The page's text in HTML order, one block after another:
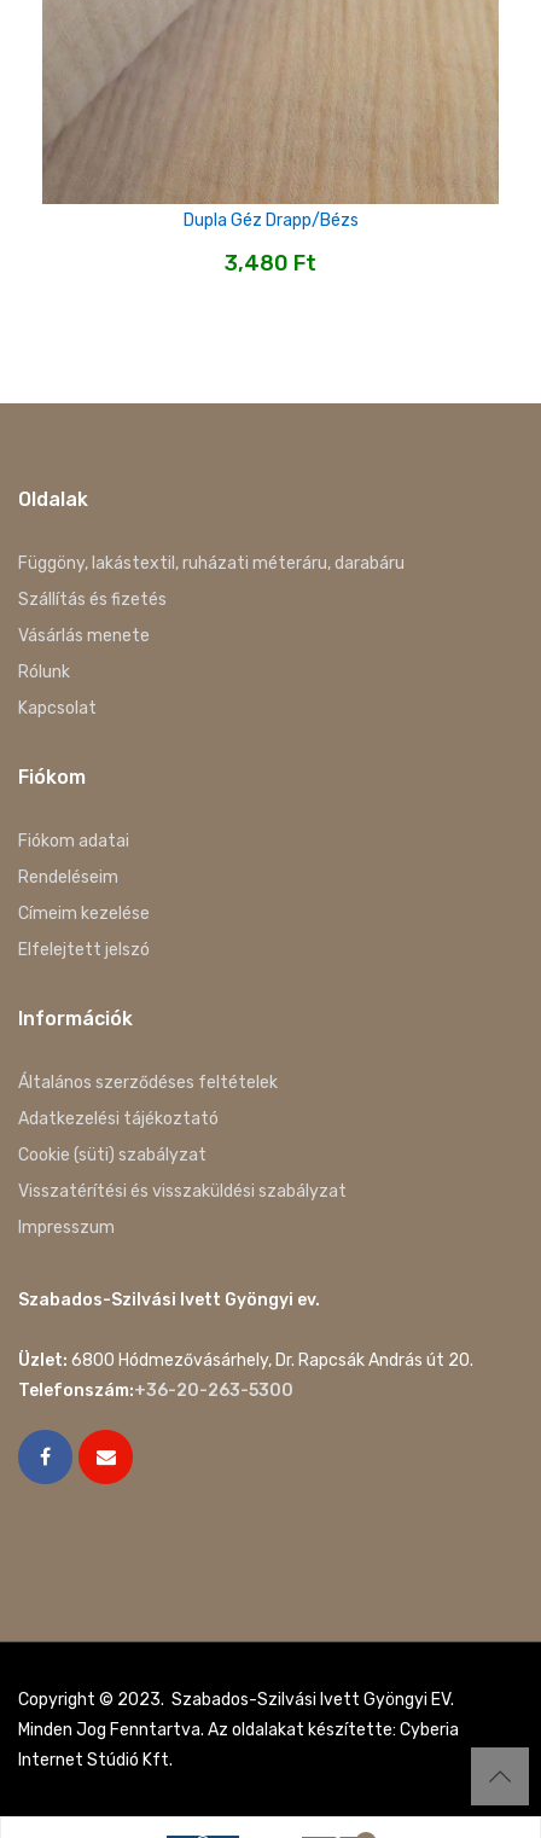
Dupla Géz Drapp/bézs
3,480 Ft
Oldalak
Függöny, lakástextil, ruházati méteráru, darabáru
Szállítás és fizetés
Vásárlás menete
Rólunk
Kapcsolat
Fiókom
Fiókom adatai
Rendeléseim
Címeim kezelése
Elfelejtett jelszó
Információk
Általános szerződéses feltételek
Adatkezelési tájékoztató
Cookie (süti) szabályzat
Visszatérítési és visszaküldési szabályzat
Impresszum
Szabados-Szilvási Ivett Gyöngyi ev.
Üzlet: 6800 Hódmezővásárhely, Dr. Rapcsák András út 20.
Telefonszám:+36-20-263-5300
Copyright © 2023. Szabados-Szilvási Ivett Gyöngyi EV.
Minden Jog Fenntartva. Az oldalakat készítette: Cyberia
Internet Stúdió Kft.